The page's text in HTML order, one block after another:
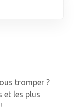
tromper ?
et les plus